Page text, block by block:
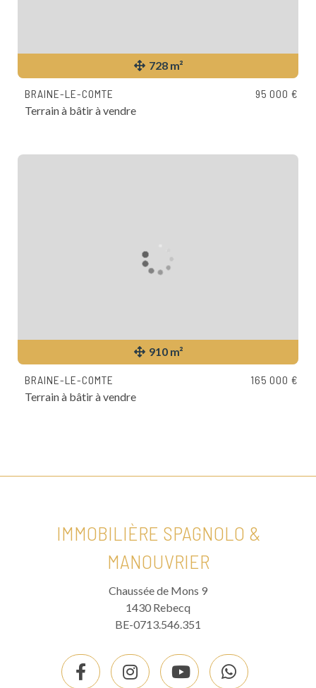
728 m²
BRAINE-LE-COMTE
Terrain à bâtir à vendre
95 000 €
910 m²
BRAINE-LE-COMTE
Terrain à bâtir à vendre
165 000 €
IMMOBILIÈRE SPAGNOLO &
MANOUVRIER
Chaussée de Mons 9
1430 Rebecq
BE-0713.546.351